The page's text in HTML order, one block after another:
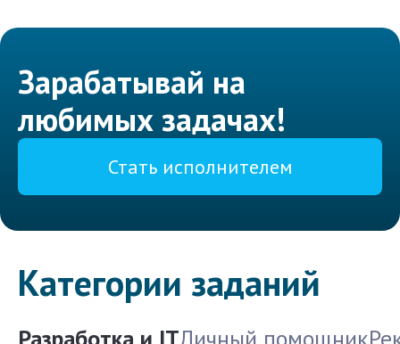
Зарабатывай на
любимых задачах!
Стать исполнителем
Категории заданий